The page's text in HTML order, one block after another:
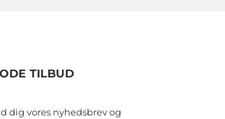
TILBUD
dig vores nyhedsbrev og